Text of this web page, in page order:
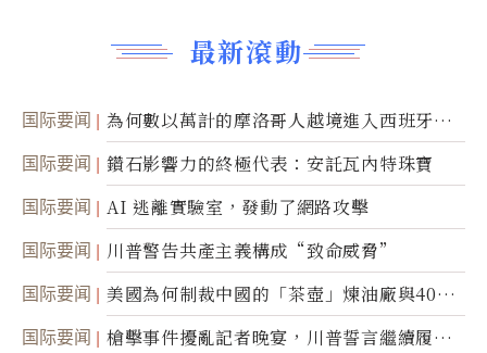
最新滾動
国际要闻
為何數以萬計的摩洛哥人越境進入西班牙休
達
国际要闻 鑽石影響力的終極代表：安託瓦內特珠寶
国际要闻 AI 逃離實驗室，發動了網路攻擊
国际要闻 川普警告共產主義構成“致命威脅”
国际要闻
美國為何制裁中國的「茶壺」煉油廠與40家
航運公司
国际要闻
槍擊事件擾亂記者晚宴，川普誓言繼續履行